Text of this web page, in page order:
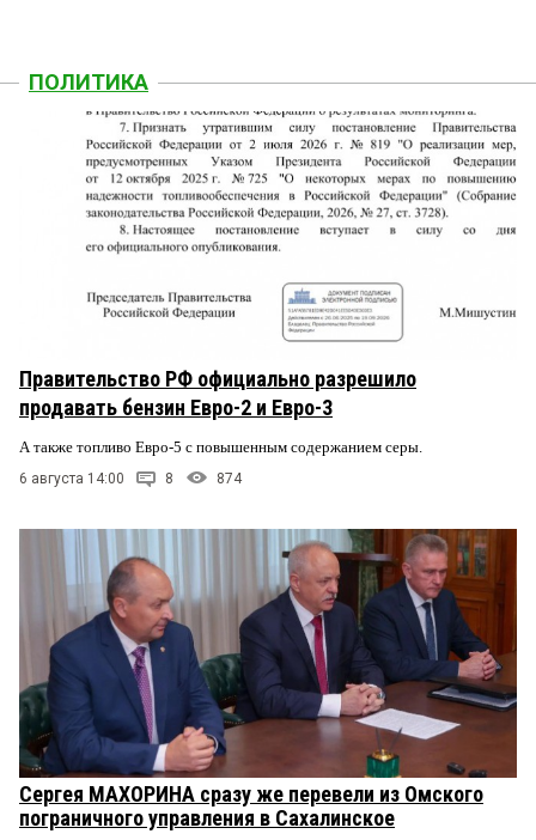
ПОЛИТИКА
Правительство РФ официально разрешило
продавать бензин Евро-2 и Евро-3
А также топливо Евро-5 с повышенным содержанием серы.
6 августа 14:00 8 874
Сергея МАХОРИНА сразу же перевели из Омского
пограничного управления в Сахалинское